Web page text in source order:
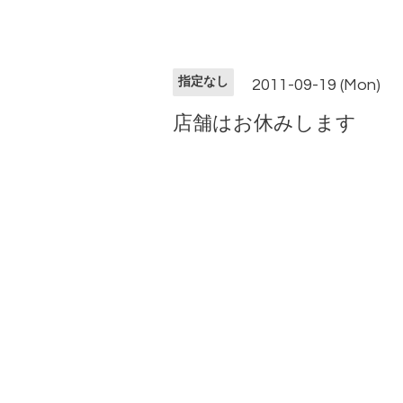
指定なし 2011-09-19 (Mon)
店舗はお休みします